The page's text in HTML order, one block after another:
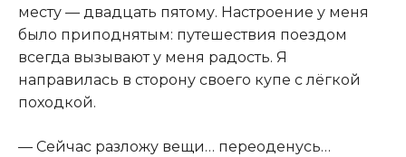
месту — двадцать пятому. Настроение у меня
было приподнятым: путешествия поездом
всегда вызывают у меня радость. Я
направилась в сторону своего купе с лёгкой
походкой.
— Сейчас разложу вещи… переоденусь…